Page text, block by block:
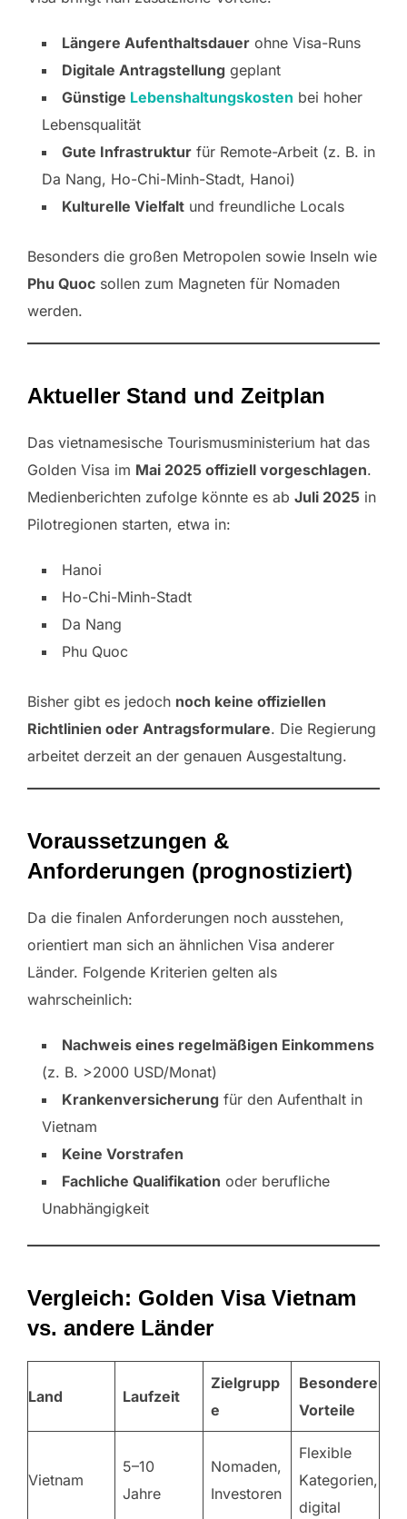
Längere Aufenthaltsdauer ohne Visa-Runs
Digitale Antragstellung geplant
Günstige Lebenshaltungskosten bei hoher
Lebensqualität
Gute Infrastruktur für Remote-Arbeit (z. B. in
Da Nang, Ho-Chi-Minh-Stadt, Hanoi)
Kulturelle Vielfalt und freundliche Locals
Besonders die großen Metropolen sowie Inseln wie
Phu Quoc sollen zum Magneten für Nomaden
werden.
Aktueller Stand und Zeitplan
Das vietnamesische Tourismusministerium hat das
Golden Visa im Mai 2025 offiziell vorgeschlagen.
Medienberichten zufolge könnte es ab Juli 2025 in
Pilotregionen starten, etwa in:
Hanoi
Ho-Chi-Minh-Stadt
Da Nang
Phu Quoc
Bisher gibt es jedoch noch keine offiziellen
Richtlinien oder Antragsformulare. Die Regierung
arbeitet derzeit an der genauen Ausgestaltung.
Voraussetzungen &
Anforderungen (prognostiziert)
Da die finalen Anforderungen noch ausstehen,
orientiert man sich an ähnlichen Visa anderer
Länder. Folgende Kriterien gelten als
wahrscheinlich:
Nachweis eines regelmäßigen Einkommens
(z. B. >2000 USD/Monat)
Krankenversicherung für den Aufenthalt in
Vietnam
Keine Vorstrafen
Fachliche Qualifikation oder berufliche
Unabhängigkeit
Vergleich: Golden Visa Vietnam
vs. andere Länder
Land Laufzeit
Zielgrupp
e
Besondere
Vorteile
Vietnam
5–10
Jahre
Nomaden,
Investoren
Flexible
Kategorien,
digital